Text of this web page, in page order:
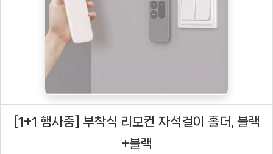
[1+1 행사중] 부착식 리모컨 자석걸이 홀더, 블랙
+블랙